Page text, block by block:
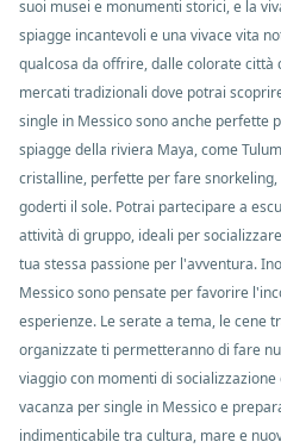
suoi musei e monumenti storici, e la
spiagge incantevoli e una vivace vita
qualcosa da offrire, dalle colorate città
mercati tradizionali dove potrai
single in Messico sono anche perfette
spiagge della riviera Maya, come
cristalline, perfette per fare
goderti il sole. Potrai partecipare a
attività di gruppo, ideali per
tua stessa passione per l'avventura.
Messico sono pensate per favorire
esperienze. Le serate a tema, le cene
organizzate ti permetteranno di fare
viaggio con momenti di
vacanza per single in Messico e
indimenticabile tra cultura, mare e